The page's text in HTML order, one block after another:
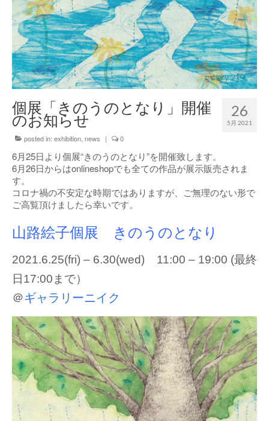
26
5月 2021
個展「きのうのとなり」開催
のお知らせ
posted in: exhibition, news | 0
6月25日より個展“きのうのとなり”を開催致します。
6月26日からはonlineshopでも全ての作品が展示販売されま
す。
コロナ禍の不安定な時期ではありますが、ご無理のない形で
ご高覧頂けましたら幸いです。
山路絵子個展 きのうのとなり
2021.6.25(fri) – 6.30(wed) 11:00 – 19:00 (最終
日17:00まで）
＠ギャラリーニイク